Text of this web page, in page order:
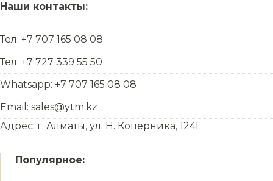
Наши контакты:
Тел: +7 707 165 08 08
Тел: +7 727 339 55 50
Whatsapp: +7 707 165 08 08
Email: sales@ytm.kz
Адрес: г. Алматы, ул. Н. Коперника, 124Г
Популярное: